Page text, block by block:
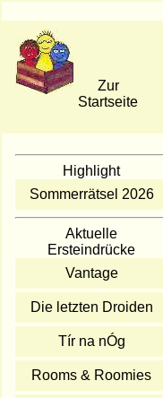
Zur
Startseite
Highlight
Sommerrätsel 2026
Aktuelle
Ersteindrücke
Vantage
Die letzten Droiden
Tír na nÓg
Rooms & Roomies